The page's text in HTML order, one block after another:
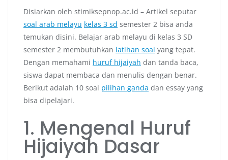
Disiarkan oleh stimiksepnop.ac.id – Artikel seputar
soal arab melayu kelas 3 sd semester 2 bisa anda
temukan disini. Belajar arab melayu di kelas 3 SD
semester 2 membutuhkan latihan soal yang tepat.
Dengan memahami huruf hijaiyah dan tanda baca,
siswa dapat membaca dan menulis dengan benar.
Berikut adalah 10 soal pilihan ganda dan essay yang
bisa dipelajari.
1. Mengenal Huruf
Hijaiyah Dasar